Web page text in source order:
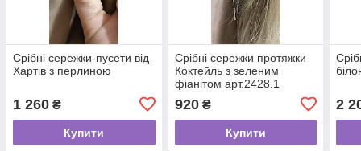
Срібні сережки-пусети від
Хартів з перлиною
1 260 ₴
Купити
Срібні сережки протяжки
Коктейль з зеленим
фіанітом арт.2428.1
920₴
Купити
2